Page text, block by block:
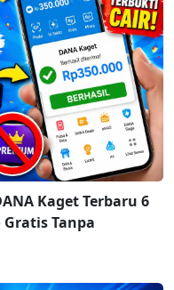
Kaget Terbaru 6
Gratis Tanpa